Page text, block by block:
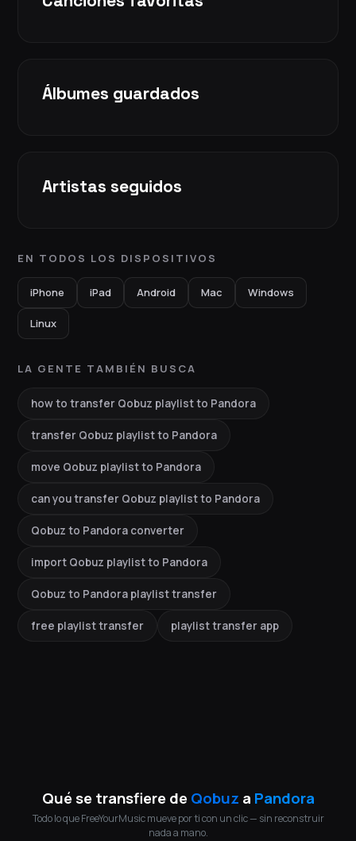
Álbumes guardados
Artistas seguidos
EN TODOS LOS DISPOSITIVOS
iPhone iPad Android Mac Windows
Linux
LA GENTE TAMBIÉN BUSCA
how to transfer Qobuz playlist to Pandora
transfer Qobuz playlist to Pandora
move Qobuz playlist to Pandora
can you transfer Qobuz playlist to Pandora
Qobuz to Pandora converter
import Qobuz playlist to Pandora
Qobuz to Pandora playlist transfer
free playlist transfer playlist transfer app
Qué se transfiere de Qobuz a Pandora
Todo lo que FreeYourMusic mueve por ti con un clic — sin reconstruir
nada a mano.